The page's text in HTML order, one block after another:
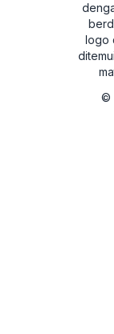
logo
©